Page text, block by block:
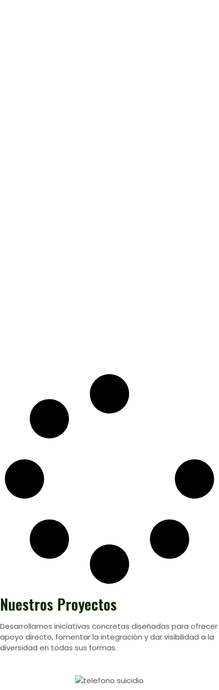
Nuestros Proyectos
Desarrollamos iniciativas concretas diseñadas para ofrecer
apoyo directo, fomentar la integración y dar visibilidad a la
diversidad en todas sus formas.